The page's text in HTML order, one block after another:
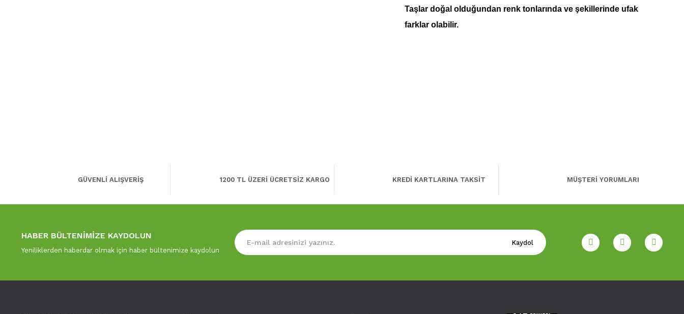
Taşlar doğal olduğundan renk tonlarında ve şekillerinde ufak
farklar olabilir.
GÜVENLİ ALIŞVERİŞ 1200 TL ÜZERİ ÜCRETSİZ KARGO KREDİ KARTLARINA TAKSİT MÜŞTERİ YORUMLARI
HABER BÜLTENİMİZE KAYDOLUN
Yeniliklerden haberdar olmak için haber bültenimize kaydolun
Kaydol